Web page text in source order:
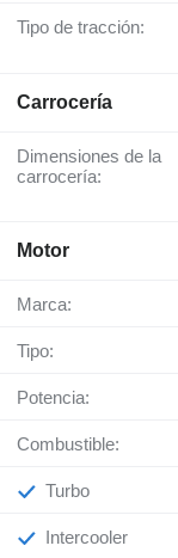
Tipo de tracción:
Carrocería
Dimensiones de la
carrocería:
Motor
Marca:
Tipo:
Potencia:
Combustible:
Turbo
Intercooler